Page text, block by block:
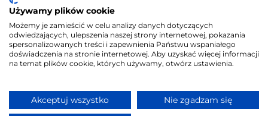
PRIME MMA
Żużlowa Ekstraliga
Speedway Grand Prix
Skoki narciarskie
Kontakt•Reklama• Polityka prywatności
Używamy plików cookie
Możemy je zamieścić w celu analizy danych dotyczących
odwiedzających, ulepszenia naszej strony internetowej, pokazania
spersonalizowanych treści i zapewnienia Państwu wspaniałego
doświadczenia na stronie internetowej. Aby uzyskać więcej informacji
na temat plików cookie, których używamy, otwórz ustawienia.
Akceptuj wszystko Nie zgadzam się